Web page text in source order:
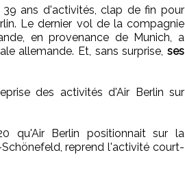
39 ans d'activités, clap de fin pour
Le dernier vol de la compagnie
en provenance de Munich, a
allemande. Et, sans surprise, ses
des activités d'Air Berlin sur
qu'Air Berlin positionnait sur la
reprend l'activité court-